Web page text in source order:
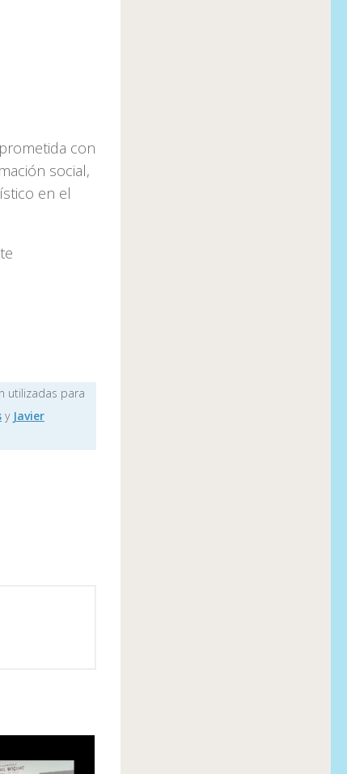
con
social,
en el
utilizadas para
y Javier